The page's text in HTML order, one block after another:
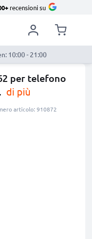
recensioni su
10:00 - 21:00
per telefono
di più
articolo: 910872